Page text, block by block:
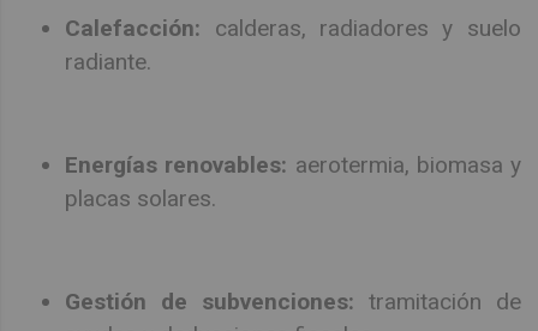
Calefacción: calderas, radiadores y suelo
radiante.
Energías renovables: aerotermia, biomasa y
placas solares.
Gestión de subvenciones: tramitación de